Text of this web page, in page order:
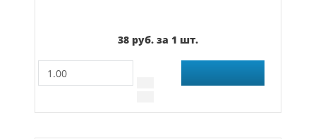
38 руб. за 1 шт.